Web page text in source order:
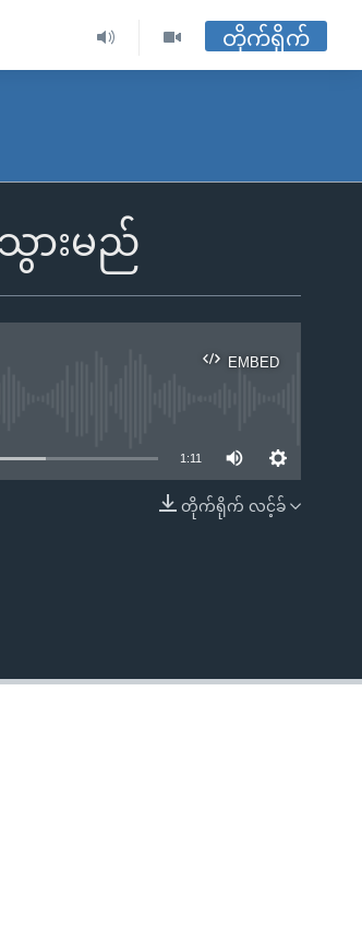
တိုက်ရိုက်
ားမည်
EMBED
EMBED
1:11
တိုက်ရိုက် လင့်ခ်